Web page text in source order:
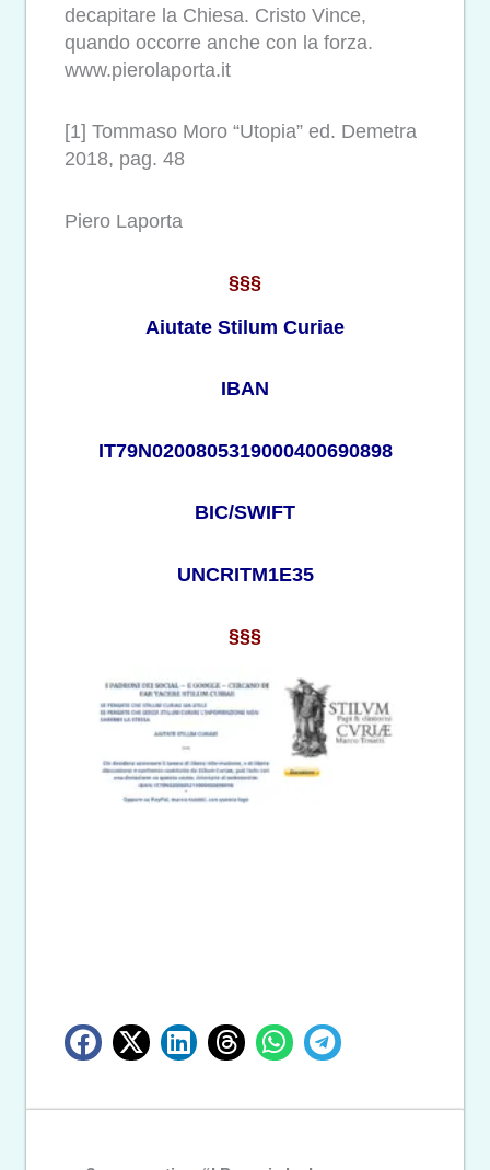
decapitare la Chiesa. Cristo Vince,
quando occorre anche con la forza.
www.pierolaporta.it
[1] Tommaso Moro “Utopia” ed. Demetra
2018, pag. 48
Piero Laporta
§§§
Aiutate Stilum Curiae
IBAN
IT79N0200805319000400690898
BIC/SWIFT
UNCRITM1E35
§§§